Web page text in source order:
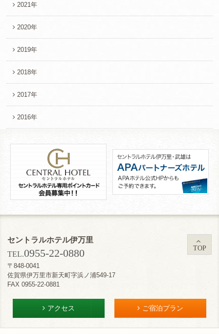
2021年
2020年
2019年
2018年
2017年
2016年
セントラルホテル伊万里
TEL.0955-22-0880
〒848-0041
佐賀県伊万里市新天町字浜ノ浦549-17
FAX 0955-22-0881
アクセス ご宿泊プラン
TOP